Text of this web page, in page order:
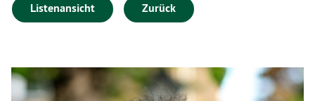
Listenansicht Zurück